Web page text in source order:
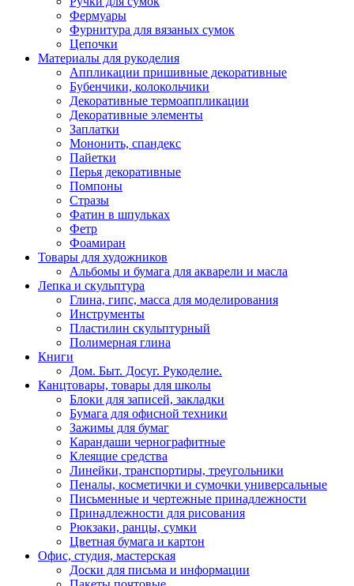
Фермуары
Фурнитура для вязаных сумок
Цепочки
Материалы для рукоделия
Аппликации пришивные декоративные
Бубенчики, колокольчики
Декоративные термоаппликации
Декоративные элементы
Заплатки
Мононить, спандекс
Пайетки
Перья декоративные
Помпоны
Стразы
Фатин в шпульках
Фетр
Фоамиран
Товары для художников
Альбомы и бумага для акварели и масла
Лепка и скульптура
Глина, гипс, масса для моделирования
Инструменты
Пластилин скульптурный
Полимерная глина
Книги
Дом. Быт. Досуг. Рукоделие.
Канцтовары, товары для школы
Блоки для записей, закладки
Бумага для офисной техники
Зажимы для бумаг
Карандаши чернографитные
Клеящие средства
Линейки, транспортиры, треугольники
Пеналы, косметички и сумочки универсальные
Письменные и чертежные принадлежности
Принадлежности для рисования
Рюкзаки, ранцы, сумки
Цветная бумага и картон
Офис, студия, мастерская
Доски для письма и информации